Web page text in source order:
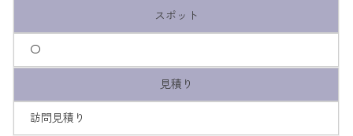
スポット
〇
見積り
訪問見積り